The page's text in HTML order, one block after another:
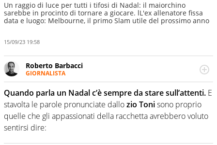
Un raggio di luce per tutti i tifosi di Nadal: il maiorchino
sarebbe in procinto di tornare a giocare. lL'ex allenatore fissa
data e luogo: Melbourne, il primo Slam utile del prossimo anno
15/09/23 19:58
Roberto Barbacci
GIORNALISTA
Giornalista (pubblicista) sportivo a tutto campo, è il
tuttologo di Virgilio Sport. Provate a chiedergli di boxe, di
scherma, di volley o di curling: ve ne farà innamorare
Quando parla un Nadal c’è sempre da stare sull’attenti. E
stavolta le parole pronunciate dallozio Tonisono proprio
quelle che gli appassionati della racchetta avrebbero voluto
sentirsi dire: